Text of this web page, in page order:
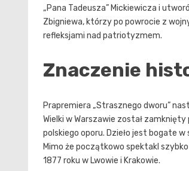
„Pana Tadeusza” Mickiewicza i
Zbigniewa, którzy po powrocie z
refleksjami nad patriotyzmem.
Znaczenie
Prapremiera „Strasznego dworu”
Wielki w Warszawie został
polskiego oporu. Dzieło jest bogate
Mimo że początkowo spektakl
1877 roku w Lwowie i Krakowie.